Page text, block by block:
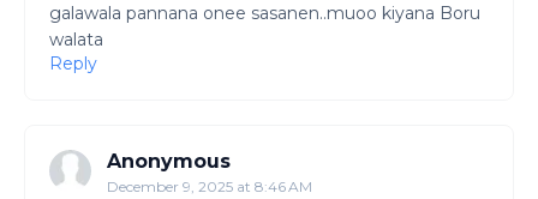
galawala pannana onee sasanen..muoo kiyana Boru
walata
Reply
Anonymous
December 9, 2025 at 8:46 AM